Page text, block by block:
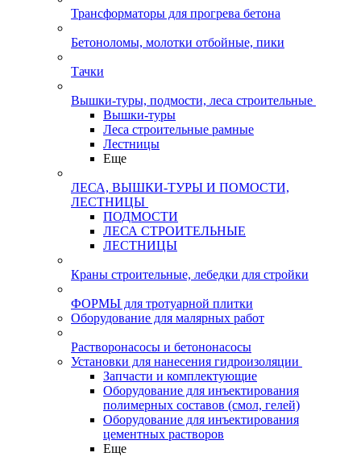
Трансформаторы для прогрева бетона
Бетоноломы, молотки отбойные, пики
Тачки
Вышки-туры, подмости, леса строительные
Вышки-туры
Леса строительные рамные
Лестницы
Еще
ЛЕСА, ВЫШКИ-ТУРЫ И ПОМОСТИ,
ЛЕСТНИЦЫ
ПОДМОСТИ
ЛЕСА СТРОИТЕЛЬНЫЕ
ЛЕСТНИЦЫ
Краны строительные, лебедки для стройки
ФОРМЫ для тротуарной плитки
Оборудование для малярных работ
Растворонасосы и бетононасосы
Установки для нанесения гидроизоляции
Запчасти и комплектующие
Оборудование для инъектирования
полимерных составов (смол, гелей)
Оборудование для инъектирования
цементных растворов
Еще